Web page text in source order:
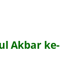
Akbar ke-